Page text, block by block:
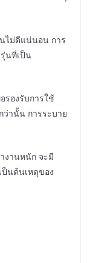
ไม่ดีแน่นอน การ
นที่เป็น
รองรับการใช้
ว่านั้น การระบาย
งานหนัก จะมี
ป็นต้นเหตุของ